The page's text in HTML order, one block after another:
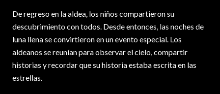
De regreso en la aldea, los niños compartieron su
descubrimiento con todos. Desde entonces, las noches de
luna llena se convirtieron en un evento especial. Los
aldeanos se reunían para observar el cielo, compartir
historias y recordar que su historia estaba escrita en las
estrellas.